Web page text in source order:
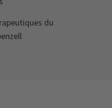
du